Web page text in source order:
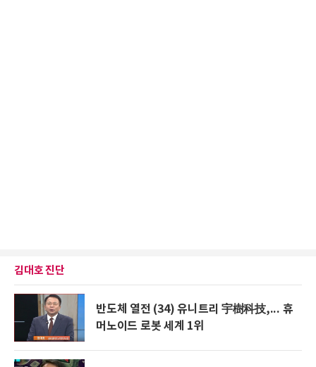
김대호 진단
반도체 열전 (34) 유니트리 宇樹科技,... 휴
머노이드 로봇 세계 1위